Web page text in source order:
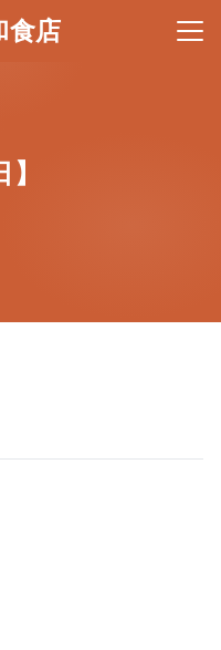
食店 メニ
】